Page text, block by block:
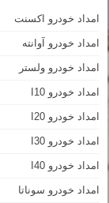
امداد خودرو اکسنت
امداد خودرو آوانته
امداد خودرو ولستر
امداد خودرو I10
امداد خودرو I20
امداد خودرو I30
امداد خودرو I40
امداد خودرو سوناتا